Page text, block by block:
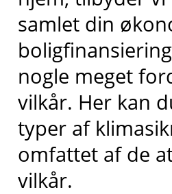
samlet din
nogle meget
vilkår. Her kan
typer af
omfattet af de
vilkår.